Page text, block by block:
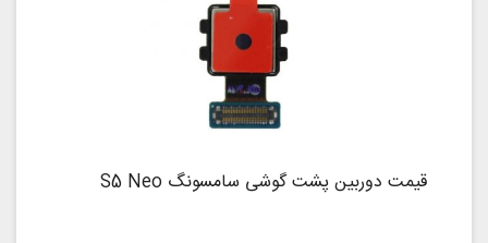
قیمت دوربین پشت گوشی سامسونگ S5 Neo